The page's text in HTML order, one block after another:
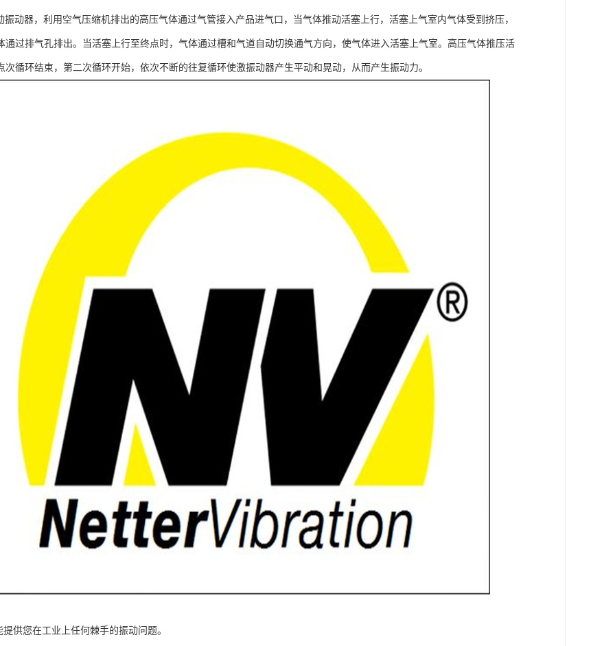
振动器，利用空气压缩机排出的高压气体通过气管接入产品进气口，当气体推动活塞上行，活塞上气室内气体受到挤压，
通过排气孔排出。当活塞上行至终点时，气体通过槽和气道自动切换通气方向，使气体进入活塞上气室。高压气体推压活
次循环结束，第二次循环开始，依次不断的往复循环使激振动器产生平动和晃动，从而产生振动力。
提供您在工业上任何棘手的振动问题。